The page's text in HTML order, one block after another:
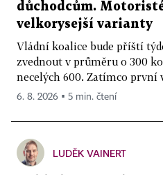
důchodcům.
velkorysejší varianty
Vládní koalice bude příští
zvednout v průměru o 300
necelých 600. Zatímco první
6. 8. 2026 ▪ 5 min. čtení
LUDĚK VAINERT